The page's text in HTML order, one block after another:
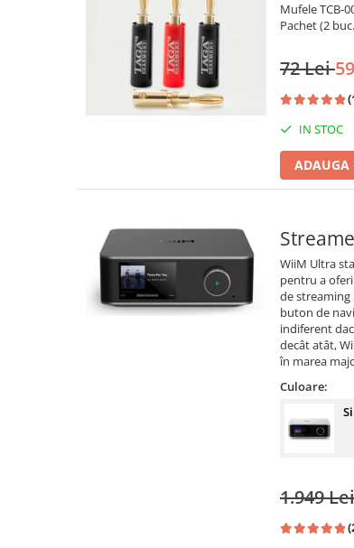
Mufele TCB-
Pachet (2
72 Lei
IN STOC
ADAUGA
WiiM Ultra
pentru a
de
buton de
indiferent
decât atât,
în marea
Culoare:
1.949